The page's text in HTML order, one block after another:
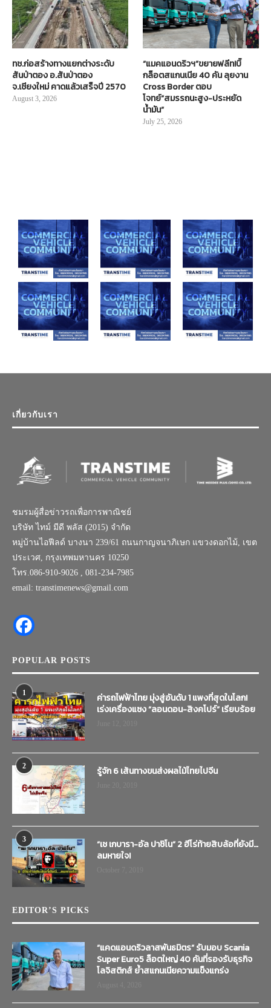
ทช.ก่อสร้างทางแยกต่างระดับ
สันป่าตอง อ.สันป่าตอง
จ.เชียงใหม่ คาดแล้วเสร็จปี 2570
August 3, 2026
“แมคแอนดริวฯ”ขยายฟลีท!บิ๊
กล็อตสแกนเนีย 40 คัน ลุยงาน
Cross Border ตอบ
โจทย์“สมรรถนะสูง-ประหยัด
น้ำมัน”
July 25, 2026
เกี่ยวกับเรา
ชมรมผู้สื่อข่าวรถเพื่อการพาณิชย์
บริษัท ไทม์ มีดี พลัส (2015) จำกัด
หมู่บ้านไอฟีลด์ บางนา 239/61 ถนนกาญจนาภิเษก แขวงดอกไม้, เขต
ประเวศ, กรุงเทพมหานคร 10250
โทร.086-910-9026 , 081-234-7985
email: transtimenews@gmail.com
POPULAR POSTS
1
ค่ารถไฟฟ้าไทย มุ่งสู่อันดับ 1 แพงที่สุดในโลก!
เร่งเครื่องแซง “ลอนดอน-สิงคโปร์” เรียบร้อย
2 รู้จัก 6 เส้นทางขนส่งผลไม้ไทยไปจีน
3
“เช เกบารา-อัล ปาชิโน” 2 ฮีโร่ท้ายสิบล้อที่ยังมี…
ลมหายใจ!
EDITOR’S PICKS
“แคดแอนดริวลาสพันธมิตร” รับมอบ Scania
Super Euro5 ล็อตใหญ่ 40 คันที่รองรับธุรกิจ
โลจิสติกส์ ย้ำสแกนเนียความแข็งแกร่ง